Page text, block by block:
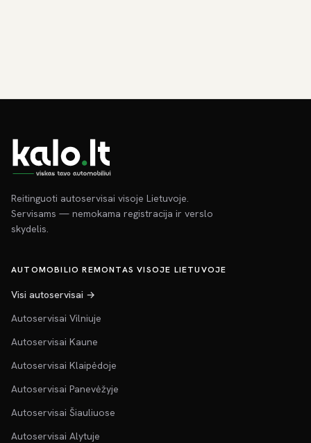
Reitinguoti autoservisai visoje Lietuvoje.
Servisams — nemokama registracija ir verslo
skydelis.
AUTOMOBILIO REMONTAS VISOJE LIETUVOJE
Visi autoservisai →
Autoservisai Vilniuje
Autoservisai Kaune
Autoservisai Klaipėdoje
Autoservisai Panevėžyje
Autoservisai Šiauliuose
Autoservisai Alytuje